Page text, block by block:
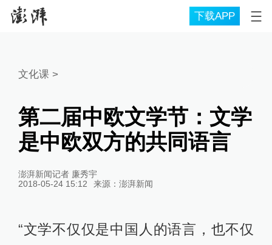
下载APP
文化课>
第二届中欧文学节：文学
是中欧双方的共同语言
澎湃新闻记者 廉秀宇
2018-05-24 15:12
来源： 澎湃新闻
“文学不仅仅是中国人的语言，也不仅